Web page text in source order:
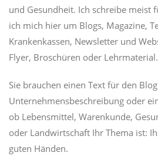
und Gesundheit. Ich schreibe meist
ich mich hier um Blogs, Magazine,
Krankenkassen, Newsletter und
Flyer, Broschüren oder Lehrmaterial.
Sie brauchen einen Text für den
Unternehmensbeschreibung oder
ob Lebensmittel, Warenkunde,
oder Landwirtschaft Ihr Thema ist:
guten Händen.